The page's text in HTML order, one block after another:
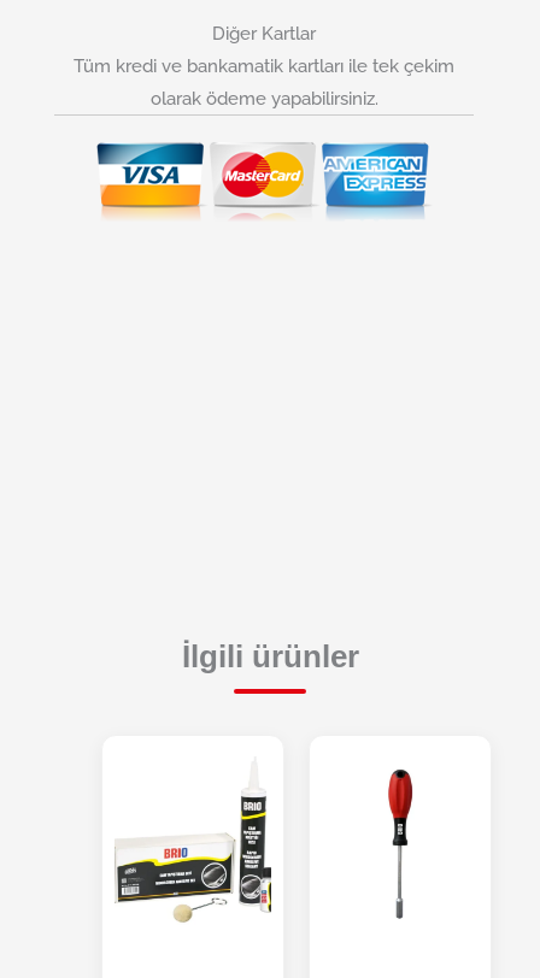
Diğer Kartlar
Tüm kredi ve bankamatik kartları ile tek çekim
olarak ödeme yapabilirsiniz.
İlgili ürünler